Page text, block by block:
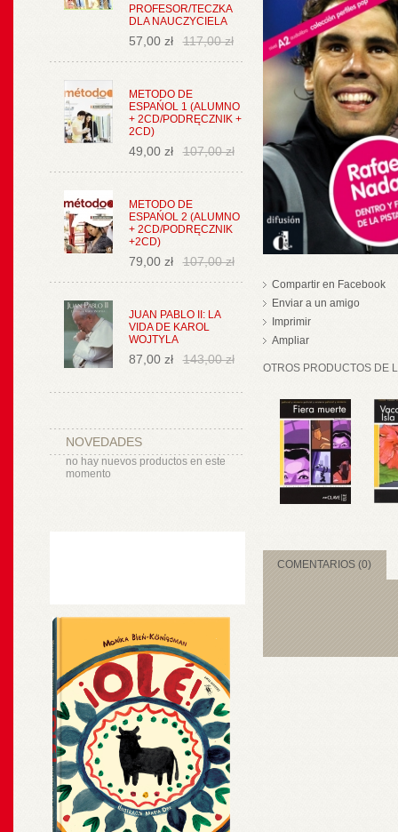
PROFESOR/TECZKA
DLA NAUCZYCIELA
57,00 zł 117,00 zł
METODO DE
ESPAŃOL 1 (ALUMNO
+ 2CD/PODRĘCZNIK +
2CD)
49,00 zł 107,00 zł
METODO DE
ESPAŃOL 2 (ALUMNO
+ 2CD/PODRĘCZNIK
+2CD)
79,00 zł 107,00 zł
JUAN PABLO II: LA
VIDA DE KAROL
WOJTYLA
87,00 zł 143,00 zł
NOVEDADES
no hay nuevos productos en este
momento
Compartir en Facebook
Enviar a un amigo
Imprimir
Ampliar
OTROS PRODUCTOS DE
COMENTARIOS (0)